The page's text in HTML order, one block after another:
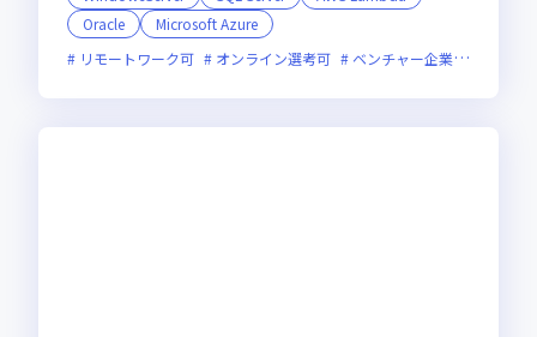
Oracle
Microsoft Azure
リモートワーク可
オンライン選考可 ベンチャー企業